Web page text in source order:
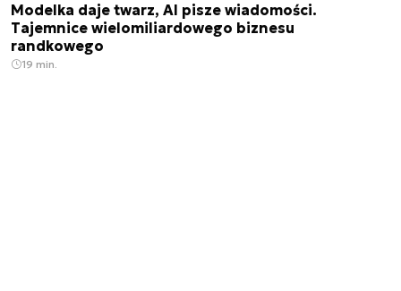
Modelka daje twarz, AI pisze wiadomości.
Tajemnice wielomiliardowego biznesu
randkowego
19 min.